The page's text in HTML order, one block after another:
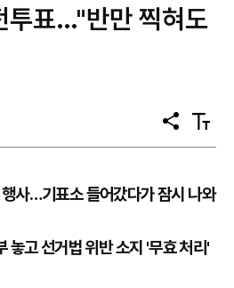
투표…"반만 찍혀도
공
유
텍
스
기
사…기표소 들어갔다가 잠시 나와
놓고 선거법 위반 소지 '무효 처리'